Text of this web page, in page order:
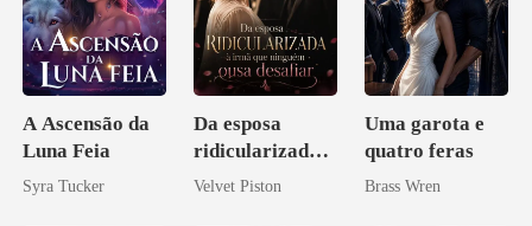
A Ascensão da
Luna Feia
Syra Tucker
Da esposa
ridicularizada à
irmã que
Velvet Piston
Uma garota e
quatro feras
Brass Wren